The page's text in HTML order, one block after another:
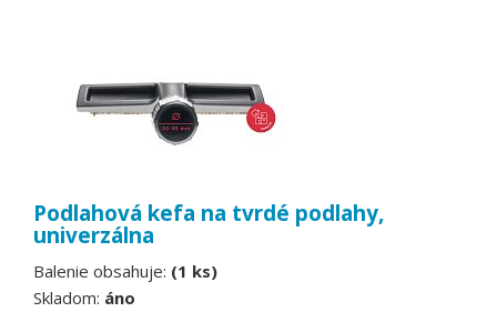
Podlahová kefa na tvrdé podlahy,
univerzálna
Balenie obsahuje: (1 ks)
Skladom: áno